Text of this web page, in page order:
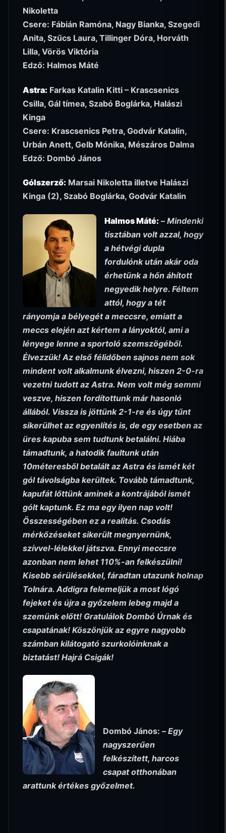
Nikoletta
Csere: Fábián Ramóna, Nagy Bianka, Szegedi
Anita, Szűcs Laura, Tillinger Dóra, Horváth
Lilla, Vörös Viktória
Edző: Halmos Máté
Astra: Farkas Katalin Kitti – Krascsenics
Csilla, Gál tímea, Szabó Boglárka, Halászi
Kinga
Csere: Krascsenics Petra, Godvár Katalin,
Urbán Anett, Gelb Mónika, Mészáros Dalma
Edző: Dombó János
Gólszerző: Marsai Nikoletta illetve Halászi
Kinga (2), Szabó Boglárka, Godvár Katalin
Halmos Máté: – Mindenki
tisztában volt azzal, hogy
a hétvégi dupla
fordulónk után akár oda
érhetünk a hőn áhított
negyedik helyre. Féltem
attól, hogy a tét
rányomja a bélyegét a meccsre, emiatt a
meccs elején azt kértem a lányoktól, ami a
lényege lenne a sportoló szemszögéből.
Élvezzük! Az első félidőben sajnos nem sok
mindent volt alkalmunk élvezni, hiszen 2-0-ra
vezetni tudott az Astra. Nem volt még semmi
veszve, hiszen fordítottunk már hasonló
állából. Vissza is jöttünk 2-1-re és úgy tűnt
sikerülhet az egyenlítés is, de egy esetben az
üres kapuba sem tudtunk betalálni. Hiába
támadtunk, a hatodik faultunk után
10méteresből betalált az Astra és ismét két
gól távolságba kerültek. Tovább támadtunk,
kapufát lőttünk aminek a kontrájából ismét
gólt kaptunk. Ez ma egy ilyen nap volt!
Összességében ez a realitás. Csodás
mérkőzéseket sikerült megnyernünk,
szívvel-lélekkel játszva. Ennyi meccsre
azonban nem lehet 110%-an felkészülni!
Kisebb sérülésekkel, fáradtan utazunk holnap
Tolnára. Addigra felemeljük a most lógó
fejeket és újra a győzelem lebeg majd a
szemünk előtt! Gratulálok Dombó Úrnak és
csapatának! Köszönjük az egyre nagyobb
számban kilátogató szurkolóinknak a
biztatást! Hajrá Csigák!
Dombó János: – Egy
nagyszerűen
felkészített, harcos
csapat otthonában
arattunk értékes győzelmet.